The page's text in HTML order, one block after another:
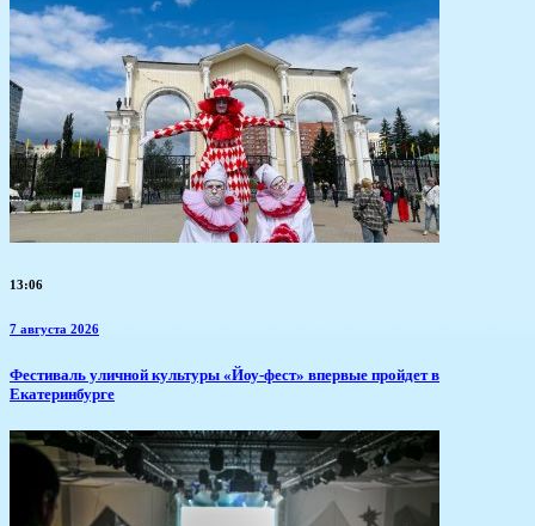
13:06
7 августа 2026
​Фестиваль уличной культуры «Йоу-фест» впервые пройдет в
Екатеринбурге